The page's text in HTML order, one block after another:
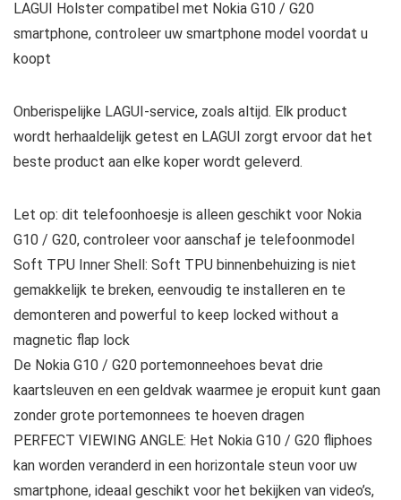
LAGUI Holster compatibel met Nokia G10 / G20
smartphone, controleer uw smartphone model voordat u
koopt
Onberispelijke LAGUI-service, zoals altijd. Elk product
wordt herhaaldelijk getest en LAGUI zorgt ervoor dat het
beste product aan elke koper wordt geleverd.
Let op: dit telefoonhoesje is alleen geschikt voor Nokia
G10 / G20, controleer voor aanschaf je telefoonmodel
Soft TPU Inner Shell: Soft TPU binnenbehuizing is niet
gemakkelijk te breken, eenvoudig te installeren en te
demonteren and powerful to keep locked without a
magnetic flap lock
De Nokia G10 / G20 portemonneehoes bevat drie
kaartsleuven en een geldvak waarmee je eropuit kunt gaan
zonder grote portemonnees te hoeven dragen
PERFECT VIEWING ANGLE: Het Nokia G10 / G20 fliphoes
kan worden veranderd in een horizontale steun voor uw
smartphone, ideaal geschikt voor het bekijken van video’s,